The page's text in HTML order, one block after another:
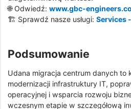
🌐 Odwiedź: www.gbc-
🏗️ Sprawdź nasze usługi: Services
Podsumowanie
Udana migracja centrum danych to
modernizacji infrastruktury IT,
operacyjnej i wsparcia rozwoju
wczesnym etapie w szczegółową